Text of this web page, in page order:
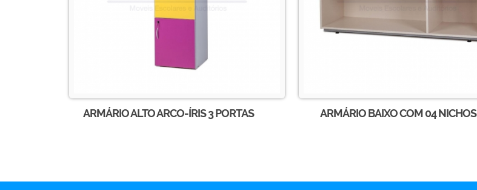
ARMÁRIO ALTO ARCO-ÍRIS 3 PORTAS ARMÁRIO BAIXO COM 04 NICHOS